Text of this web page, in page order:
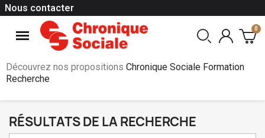
Nous contacter
Découvrez nos propositions Chronique Sociale Formation
Recherche
RÉSULTATS DE LA RECHERCHE